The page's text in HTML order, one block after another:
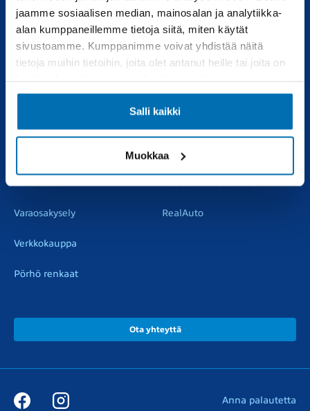
jaamme sosiaalisen median, mainosalan ja analytiikka-
alan kumppaneillemme tietoja siitä, miten käytät
sivustoamme. Kumppanimme voivat yhdistää näitä
tietoja muihin tietoihin, joita olet antanut heille tai joita on
Salli kaikki
Muokkaa
Uudet ja käytetyt autot, sekä huollot joka tarpeeseen.
Automyynti Huolto
Vauriokorjaus
Varaosakysely
Verkkokauppa
Pörhö renkaat
RealAuto
Ota yhteyttä
Anna palautetta